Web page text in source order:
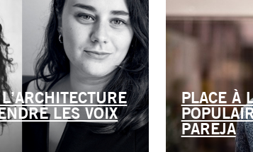
LES VOIX
PLACE À
PAREJA